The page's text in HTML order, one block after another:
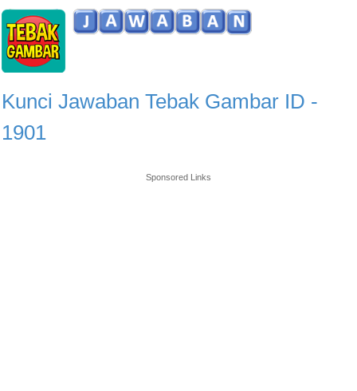
Kunci Jawaban Tebak Gambar ID -
1901
Sponsored Links